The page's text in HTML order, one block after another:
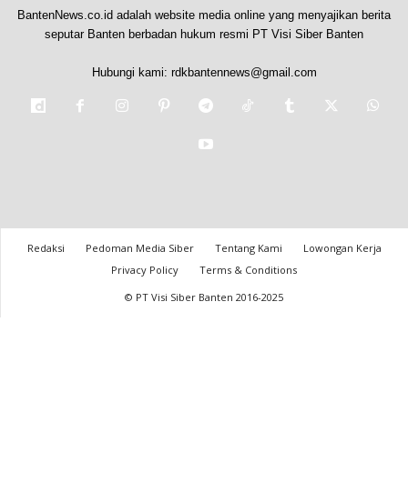
BantenNews.co.id adalah website media online yang menyajikan berita
seputar Banten berbadan hukum resmi PT Visi Siber Banten
Hubungi kami: rdkbantennews@gmail.com
Redaksi Pedoman Media Siber Tentang Kami
Lowongan Kerja
Privacy Policy
Terms & Conditions
© PT Visi Siber Banten 2016-2025